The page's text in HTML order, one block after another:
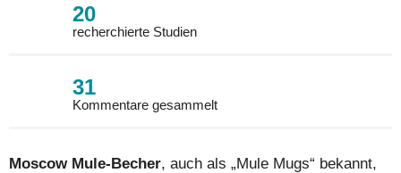
20
recherchierte Studien
31
Kommentare gesammelt
Moscow Mule-Becher, auch als „Mule Mugs“ bekannt,